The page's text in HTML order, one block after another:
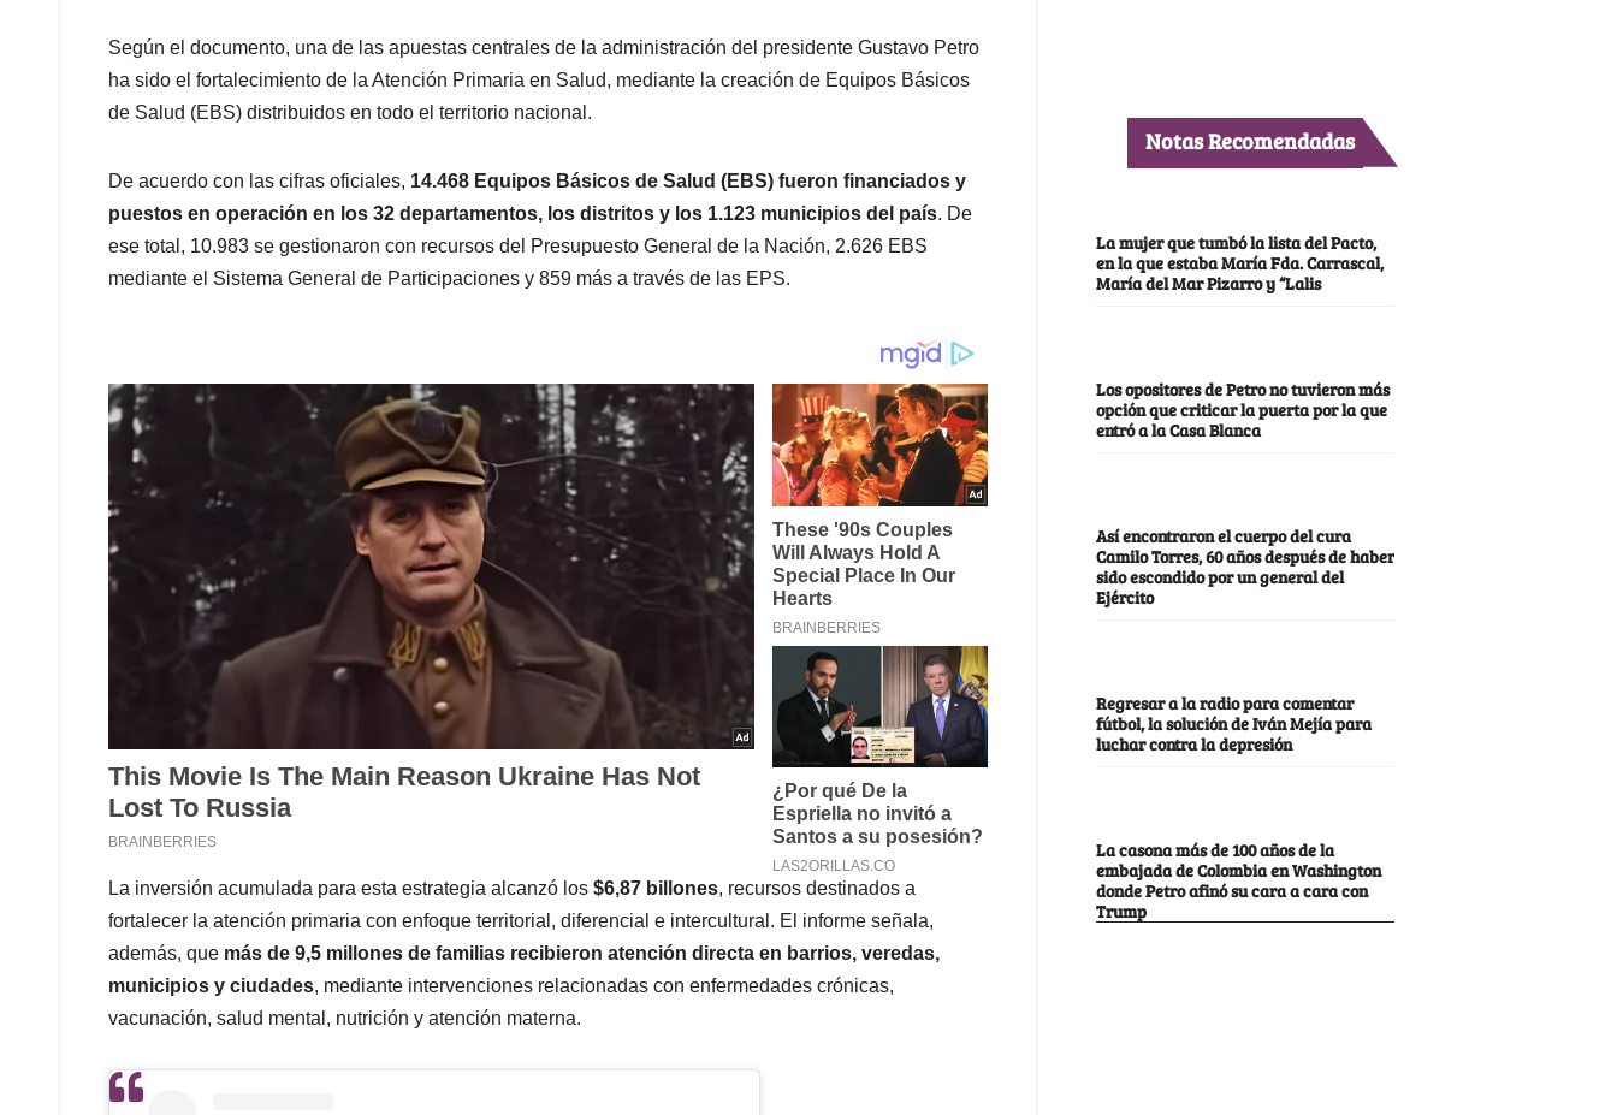
Según el documento, una de las apuestas centrales de la administración del presidente Gustavo Petro
ha sido el fortalecimiento de la Atención Primaria en Salud, mediante la creación de Equipos Básicos
de Salud (EBS) distribuidos en todo el territorio nacional.
De acuerdo con las cifras oficiales, 14.468 Equipos Básicos de Salud (EBS) fueron financiados y
puestos en operación en los 32 departamentos, los distritos y los 1.123 municipios del país. De
ese total, 10.983 se gestionaron con recursos del Presupuesto General de la Nación, 2.626 EBS
mediante el Sistema General de Participaciones y 859 más a través de las EPS.
La inversión acumulada para esta estrategia alcanzó los $6,87 billones, recursos destinados a
fortalecer la atención primaria con enfoque territorial, diferencial e intercultural. El informe señala,
además, que más de 9,5 millones de familias recibieron atención directa en barrios, veredas,
municipios y ciudades, mediante intervenciones relacionadas con enfermedades crónicas,
vacunación, salud mental, nutrición y atención materna.
Notas Recomendadas
La mujer que tumbó la lista del Pacto,
en la que estaba María Fda. Carrascal,
María del Mar Pizarro y “Lalis
Los opositores de Petro no tuvieron más
opción que criticar la puerta por la que
entró a la Casa Blanca
Así encontraron el cuerpo del cura
Camilo Torres, 60 años después de haber
sido escondido por un general del
Ejército
Regresar a la radio para comentar
fútbol, la solución de Iván Mejía para
luchar contra la depresión
La casona más de 100 años de la
embajada de Colombia en Washington
donde Petro afinó su cara a cara con
Trump